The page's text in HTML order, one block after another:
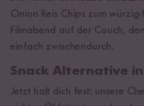
Onion Reis Chips zum
Filmabend auf der Couch,
einfach zwischendurch.
Snack Alternative
Jetzt halt dich fest: unsere